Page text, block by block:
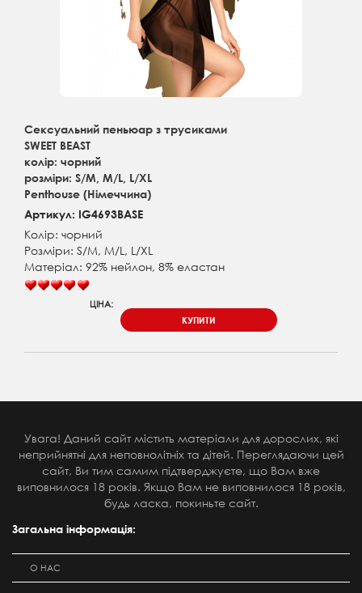
Сексуальний пеньюар з трусиками
SWEET BEAST
колір: чорний
розміри: S/M, M/L, L/XL
Penthouse (Німеччина)
Артикул: IG4693BASE
Колір: чорний
Розміри: S/M, M/L, L/XL
Матеріал: 92% нейлон, 8% еластан
ЦІНА:
КУПИТИ
Увага! Даний сайт містить матеріали для дорослих, які
неприйнятні для неповнолітніх та дітей. Переглядаючи цей
сайт, Ви тим самим підтверджуєте, що Вам вже
виповнилося 18 років. Якщо Вам не виповнилося 18 років,
будь ласка, покиньте сайт.
Загальна інформація:
О НАС